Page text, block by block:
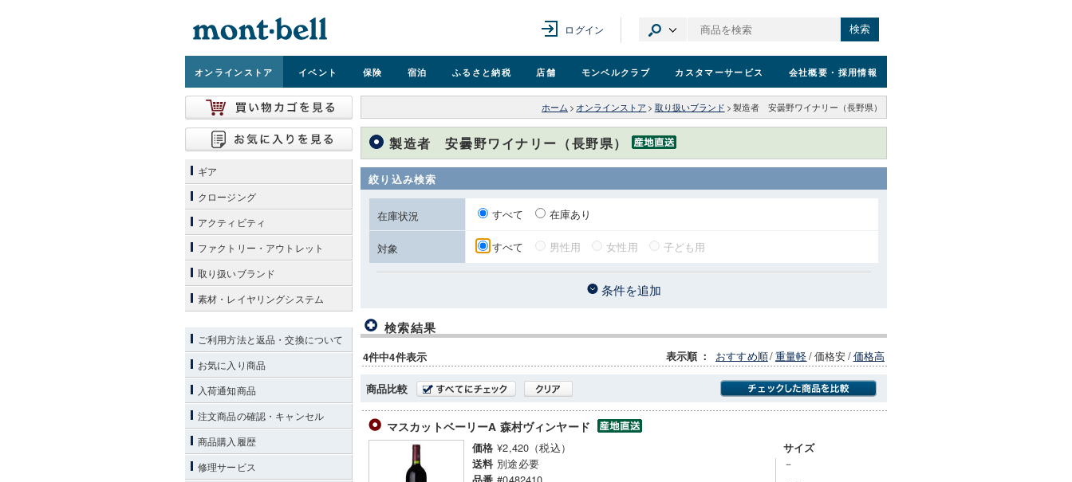
ログイン 検索
オンラインストア イベント 保険 宿泊 ふるさと納税 店舗 モンベルクラブ カスタマーサービス 会社概要 ・採用情報
ホーム > オンラインストア > 取り扱いブランド > 製造者 安曇野ワイナリー（長野県）
製造者 安曇野ワイナリー（長野県）
絞り込み検索
在庫状況 すべて 在庫あり
対象 すべて 男性用 女性用 子ども用
条件を追加
検索結果
4件中4件表示 表示順 ： おすすめ順/重量軽/価格安/価格高
商品比較
マスカットベーリーA 森村ヴィンヤード
価格 ¥2,420（税込）
送料 別途必要
サイズ
－
ギア
クロージング
アクティビティ
ファクトリー・アウトレット
取り扱いブランド
素材・レイヤリングシステム
ご利用方法と返品・交換について
お気に入り商品
入荷通知商品
注文商品の確認・キャンセル
商品購入履歴
修理サービス